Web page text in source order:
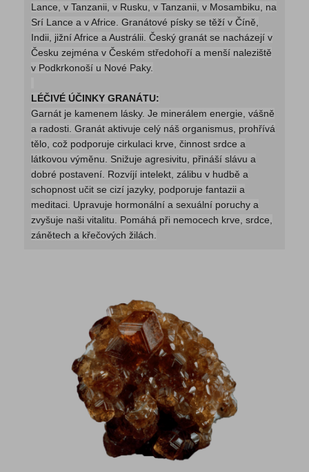
Lance, v Tanzanii, v Rusku, v Tanzanii, v Mosambiku, na
Srí Lance a v Africe. Granátové písky se těží v Číně,
Indii, jižní Africe a Austrálii. Český granát se nacházejí v
Česku zejména v Českém středohoří a menší naleziště
v Podkrkonoší u Nové Paky.
LÉČIVÉ ÚČINKY GRANÁTU:
Garnát je kamenem lásky. Je minerálem energie, vášně
a radosti. Granát aktivuje celý náš organismus, prohřívá
tělo, což podporuje cirkulaci krve, činnost srdce a
látkovou výměnu. Snižuje agresivitu, přináší slávu a
dobré postavení. Rozvíjí intelekt, zálibu v hudbě a
schopnost učit se cizí jazyky, podporuje fantazii a
meditaci. Upravuje hormonální a sexuální poruchy a
zvyšuje naši vitalitu. Pomáhá při nemocech krve, srdce,
zánětech a křečových žilách.